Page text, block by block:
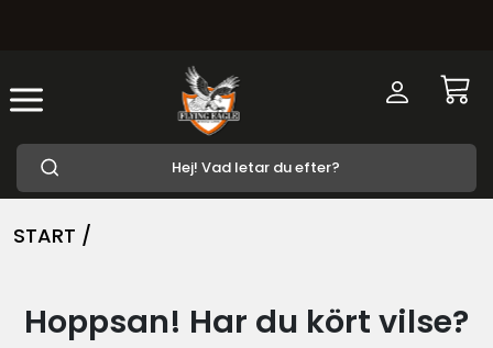
START /
Hoppsan! Har du kört vilse?